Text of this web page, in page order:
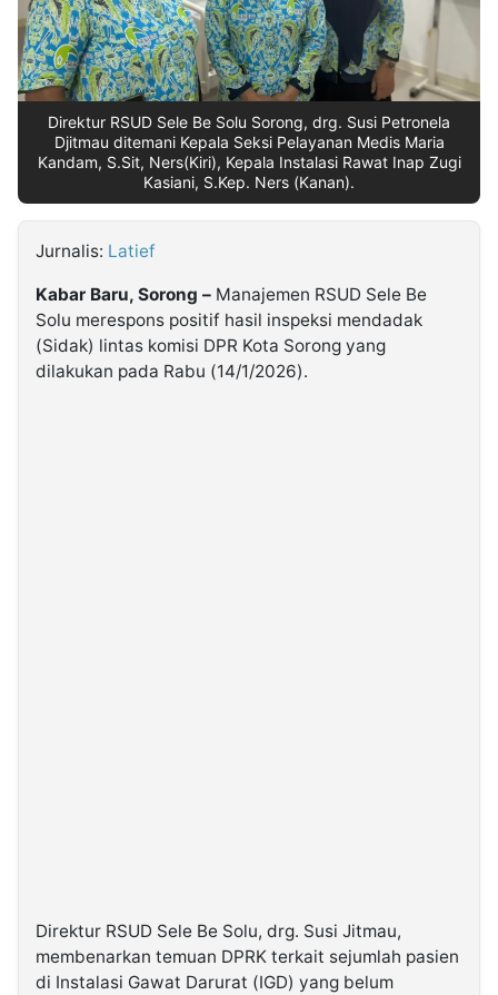
Follow
Kabarbaru
Kabarbaru.co
2026
Direktur RSUD Sele Be Solu Sorong, drg. Susi Petronela
Djitmau ditemani Kepala Seksi Pelayanan Medis Maria
Kandam, S.Sit, Ners(Kiri), Kepala Instalasi Rawat Inap Zugi
Kasiani, S.Kep. Ners (Kanan).
Jurnalis: Latief
Kabar Baru, Sorong – Manajemen RSUD Sele Be
Solu merespons positif hasil inspeksi mendadak
(Sidak) lintas komisi DPR Kota Sorong yang
dilakukan pada Rabu (14/1/2026).
Direktur RSUD Sele Be Solu, drg. Susi Jitmau,
membenarkan temuan DPRK terkait sejumlah pasien
di Instalasi Gawat Darurat (IGD) yang belum